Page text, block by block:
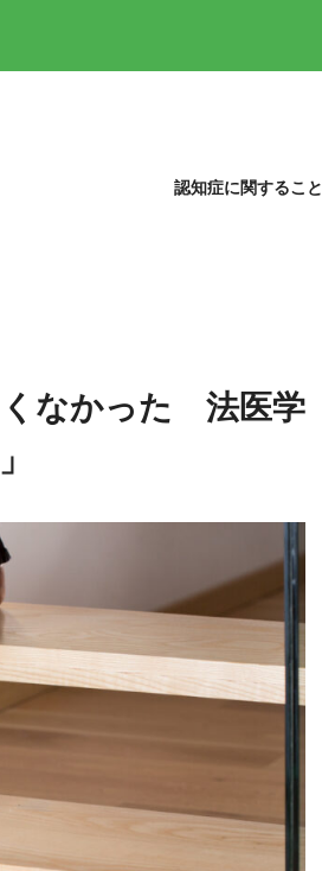
認知症に関すること
くなかった 法医学